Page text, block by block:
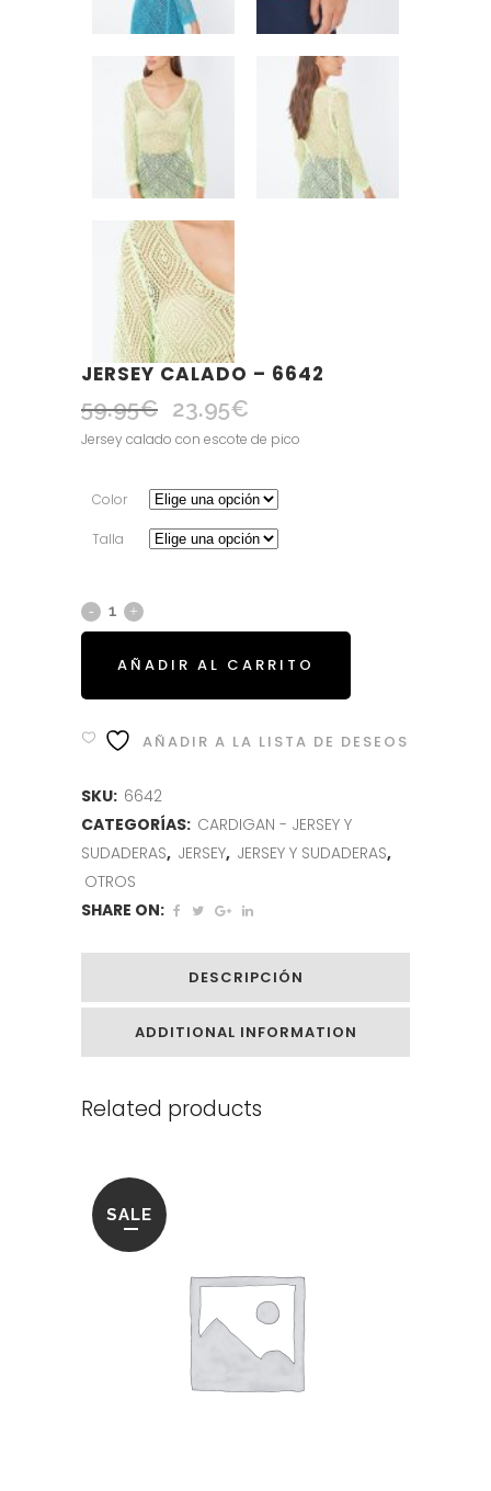
JERSEY CALADO – 6642
59.95€
El
precio
era:
23.95€
precio
es:
Jersey calado con escote de pico
Color
Talla
AÑADIR AL CARRITO
AÑADIR A LA LISTA DE DESEOS
SKU: 6642
CATEGORÍAS: CARDIGAN - JERSEY Y
SUDADERAS, JERSEY, JERSEY Y SUDADERAS,
OTROS
SHARE ON:
DESCRIPCIÓN
ADDITIONAL INFORMATION
Related products
SALE